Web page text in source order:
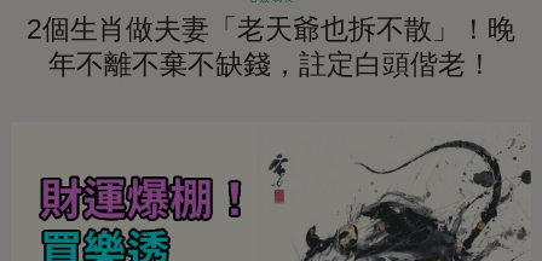
2個生肖做夫妻「老天爺也拆不散」！晚
年不離不棄不缺錢，註定白頭偕老！